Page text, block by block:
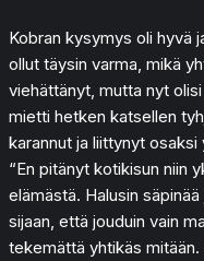
Kobran kysymys oli hyvä
ollut täysin varma, mikä
viehättänyt, mutta nyt
mietti hetken katsellen
karannut ja liittynyt osaksi
“En pitänyt kotikisun niin
elämästä. Halusin
sijaan, että jouduin vain
tekemättä yhtikäs